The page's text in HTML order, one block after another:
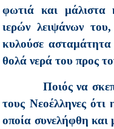
φωτιά και μάλιστα
ιερών λειψάνων
κυλούσε
θολά νερά του προς
Ποιός να
τους Νεοέλληνες
οποία συνελήφθη και